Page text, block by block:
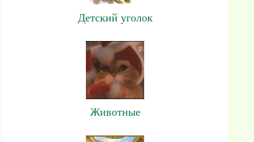
Детский уголок
Животные